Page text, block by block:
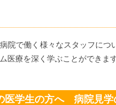
院で働く様々なスタッフに
医療を深く学ぶことができます
医学生の方へ 病院見学